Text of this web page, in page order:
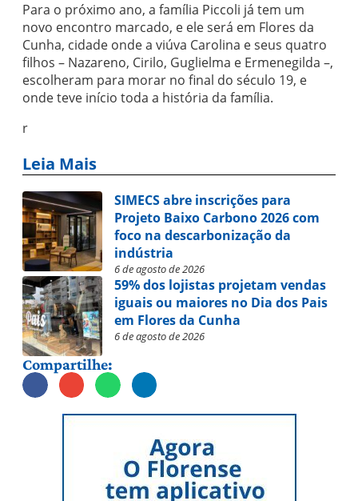
Para o próximo ano, a família Piccoli já tem um
novo encontro marcado, e ele será em Flores da
Cunha, cidade onde a viúva Carolina e seus quatro
filhos – Nazareno, Cirilo, Guglielma e Ermenegilda –,
escolheram para morar no final do século 19, e
onde teve início toda a história da família.
r
Leia Mais
SIMECS abre inscrições para
Projeto Baixo Carbono 2026 com
foco na descarbonização da
indústria
6 de agosto de 2026
59% dos lojistas projetam vendas
iguais ou maiores no Dia dos Pais
em Flores da Cunha
6 de agosto de 2026
Compartilhe: